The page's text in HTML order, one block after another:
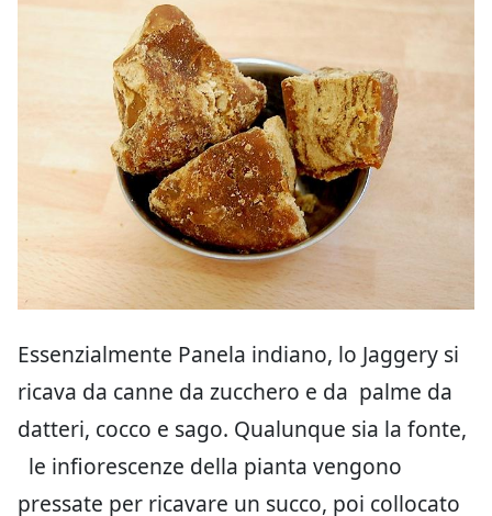
Essenzialmente Panela indiano, lo Jaggery si
ricava da canne da zucchero e da palme da
datteri, cocco e sago. Qualunque sia la fonte,
le infiorescenze della pianta vengono
pressate per ricavare un succo, poi collocato